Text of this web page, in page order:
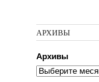
АРХИВЫ
Архивы